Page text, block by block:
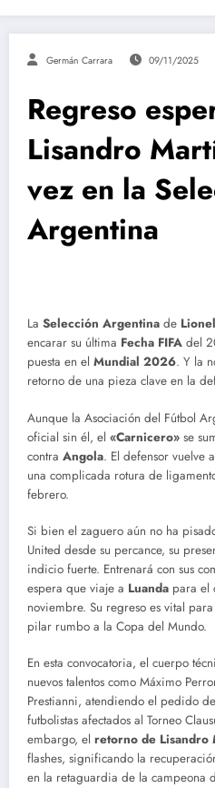
Germán Carrara 09/11/2025
Regreso
Lisandro
vez en la
Argentina
La Selección Argentina de
encarar su última Fecha FIFA del
puesta en el Mundial 2026. Y la
retorno de una pieza clave en la
Aunque la Asociación del Fútbol
oficial sin él, el «Carnicero» se
contra Angola. El defensor vuelve
una complicada rotura de
febrero.
Si bien el zaguero aún no ha
United desde su percance, su
indicio fuerte. Entrenará con sus
espera que viaje a Luanda para el
noviembre. Su regreso es vital
pilar rumbo a la Copa del Mundo.
En esta convocatoria, el cuerpo
nuevos talentos como Máximo
Prestianni, atendiendo el pedido
futbolistas afectados al Torneo
embargo, el retorno de Lisandro
flashes, significando la
en la retaguardia de la campeona